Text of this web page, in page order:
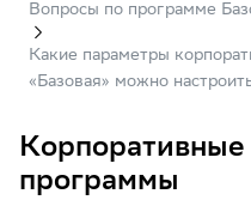
Вопросы по программе
Какие параметры
«Базовая» можно
программы